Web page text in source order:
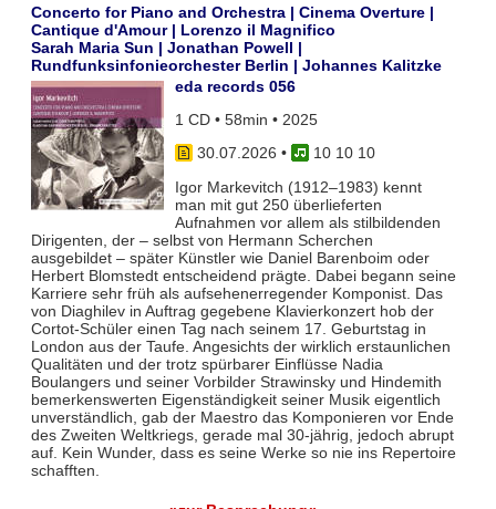
Concerto for Piano and Orchestra | Cinema Overture |
Cantique d'Amour | Lorenzo il Magnifico
Sarah Maria Sun | Jonathan Powell |
Rundfunksinfonieorchester Berlin | Johannes Kalitzke
eda records 056
1 CD • 58min • 2025
30.07.2026 •
10 10 10
Igor Markevitch (1912–1983) kennt
man mit gut 250 überlieferten
Aufnahmen vor allem als stilbildenden
Dirigenten, der – selbst von Hermann Scherchen
ausgebildet – später Künstler wie Daniel Barenboim oder
Herbert Blomstedt entscheidend prägte. Dabei begann seine
Karriere sehr früh als aufsehenerregender Komponist. Das
von Diaghilev in Auftrag gegebene Klavierkonzert hob der
Cortot-Schüler einen Tag nach seinem 17. Geburtstag in
London aus der Taufe. Angesichts der wirklich erstaunlichen
Qualitäten und der trotz spürbarer Einflüsse Nadia
Boulangers und seiner Vorbilder Strawinsky und Hindemith
bemerkenswerten Eigenständigkeit seiner Musik eigentlich
unverständlich, gab der Maestro das Komponieren vor Ende
des Zweiten Weltkriegs, gerade mal 30-jährig, jedoch abrupt
auf. Kein Wunder, dass es seine Werke so nie ins Repertoire
schafften.